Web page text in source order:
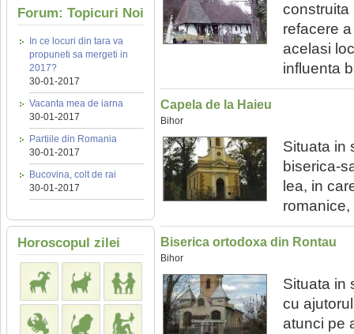
Forum: Topicuri Noi
In ce locuri din tara va
propuneti sa mergeti in
2017?
30-01-2017
Vacanta mea de iarna
30-01-2017
Partiile din Romania
30-01-2017
Bucovina, colt de rai
30-01-2017
Horoscopul zilei
construita
refacere
acelasi
influenta
Capela de la Haieu
Bihor
Situata in
biserica-
lea, in
Biserica ortodoxa din Rontau
Bihor
Situata in
cu
atunci pe